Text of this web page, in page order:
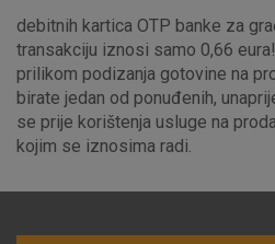
debitnih kartica OTP banke za
transakciju iznosi samo 0,66
prilikom podizanja gotovine na
birate jedan od ponuđenih,
se prije korištenja usluge na
kojim se iznosima radi.
o njima, ali u tom slučaju neki
kolačići ne pohranjuju nikakve
identificirati.
Detaljnije informacije o kolačićima